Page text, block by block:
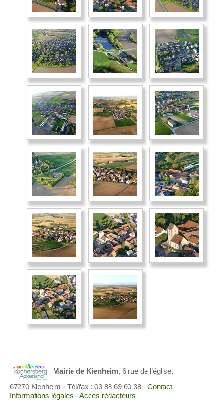
Mairie de Kienheim, 6 rue de l’église,
67270 Kienheim - Tél/fax : 03 88 69 60 38 - Contact -
Informations légales -Accès rédacteurs